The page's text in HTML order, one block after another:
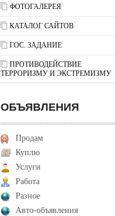
ФОТОГАЛЕРЕЯ
КАТАЛОГ САЙТОВ
ГОС. ЗАДАНИЕ
ПРОТИВОДЕЙСТВИЕ
ТЕРРОРИЗМУ И ЭКСТРЕМИЗМУ
ОБЪЯВЛЕНИЯ
Продам
Куплю
Услуги
Работа
Разное
Авто-объявления